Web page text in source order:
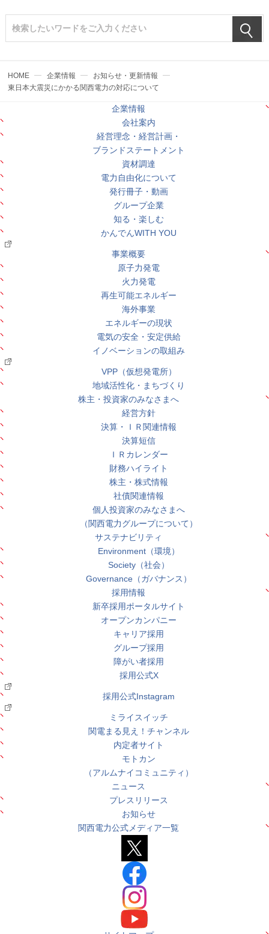
HOME 企業情報
お知らせ・更新情報
東日本大震災にかかる関西電力の対応について
企業情報
会社案内
経営理念・経営計画・
ブランドステートメント
資材調達
電力自由化について
発行冊子・動画
グループ企業
知る・楽しむ
かんでんWITH YOU
事業概要
原子力発電
火力発電
再生可能エネルギー
海外事業
エネルギーの現状
電気の安全・安定供給
イノベーションの取組み
VPP（仮想発電所）
地域活性化・まちづくり
株主・投資家のみなさまへ
経営方針
決算・ＩＲ関連情報
決算短信
ＩＲカレンダー
財務ハイライト
株主・株式情報
社債関連情報
個人投資家のみなさまへ
（関西電力グループについて）
サステナビリティ
Environment（環境）
Society（社会）
Governance（ガバナンス）
採用情報
新卒採用ポータルサイト
オープンカンパニー
キャリア採用
グループ採用
障がい者採用
採用公式X
採用公式Instagram
ミライスイッチ
関電まる見え！チャンネル
内定者サイト
モトカン
（アルムナイコミュニティ）
ニュース
プレスリリース
お知らせ
関西電力公式メディア一覧